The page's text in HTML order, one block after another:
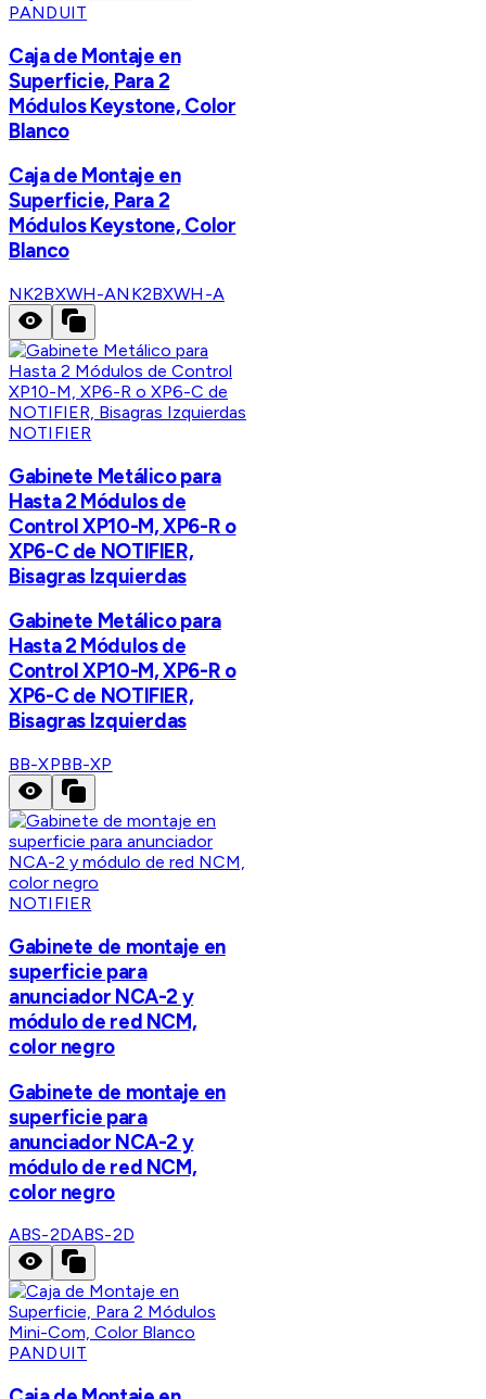
PANDUIT
Caja de Montaje en
Superficie, Para 2
Módulos Keystone, Color
Blanco
Caja de Montaje en
Superficie, Para 2
Módulos Keystone, Color
Blanco
NK2BXWH-ANK2BXWH-A
NOTIFIER
Gabinete Metálico para
Hasta 2 Módulos de
Control XP10-M, XP6-R o
XP6-C de NOTIFIER,
Bisagras Izquierdas
Gabinete Metálico para
Hasta 2 Módulos de
Control XP10-M, XP6-R o
XP6-C de NOTIFIER,
Bisagras Izquierdas
BB-XPBB-XP
NOTIFIER
Gabinete de montaje en
superficie para
anunciador NCA-2 y
módulo de red NCM,
color negro
Gabinete de montaje en
superficie para
anunciador NCA-2 y
módulo de red NCM,
color negro
ABS-2DABS-2D
PANDUIT